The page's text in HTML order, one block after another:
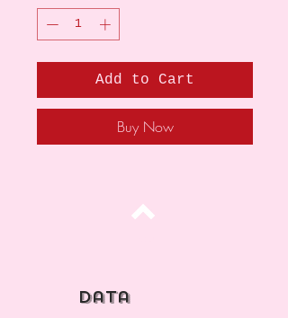
Add to Cart
Buy Now
data